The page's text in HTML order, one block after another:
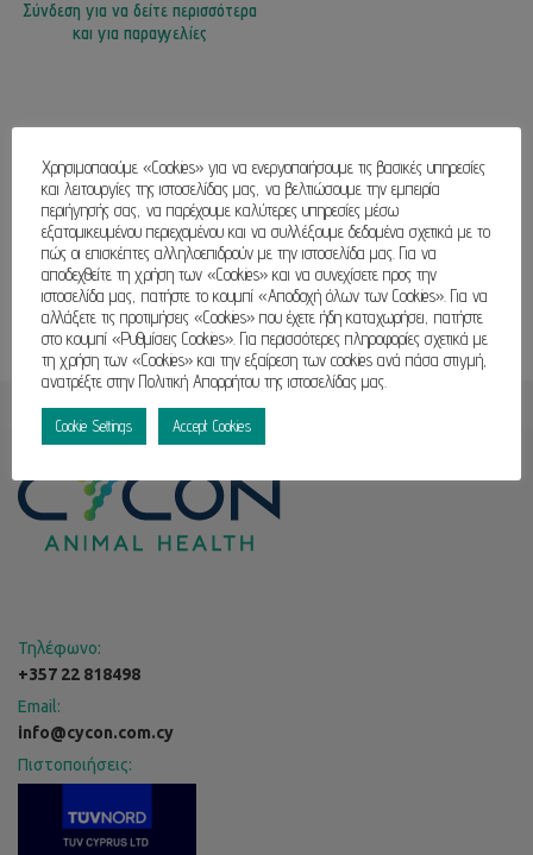
Σύνδεση για να δείτε περισσότερα
και για παραγγελίες
Τηλέφωνο:
+357 22 818498
Email:
info@cycon.com.cy
Πιστοποιήσεις:
Χρησιμοποιούμε «Cookies» για να ενεργοποιήσουμε τις βασικές υπηρεσίες
και λειτουργίες της ιστοσελίδας μας, να βελτιώσουμε την εμπειρία
περιήγησής σας, να παρέχουμε καλύτερες υπηρεσίες μέσω
εξατομικευμένου περιεχομένου και να συλλέξουμε δεδομένα σχετικά με το
πώς οι επισκέπτες αλληλοεπιδρούν με την ιστοσελίδα μας. Για να
αποδεχθείτε τη χρήση των «Cookies» και να συνεχίσετε προς την
ιστοσελίδα μας, πατήστε το κουμπί «Αποδοχή όλων των Cookies». Για να
αλλάξετε τις προτιμήσεις «Cookies» που έχετε ήδη καταχωρήσει, πατήστε
στο κουμπί «Ρυθμίσεις Cookies». Για περισσότερες πληροφορίες σχετικά με
τη χρήση των «Cookies» και την εξαίρεση των cookies ανά πάσα στιγμή,
ανατρέξτε στην Πολιτική Απορρήτου της ιστοσελίδας μας.
Cookie Settings Accept Cookies